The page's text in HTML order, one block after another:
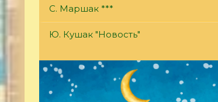
С. Маршак ***
Ю. Кушак "Новость"